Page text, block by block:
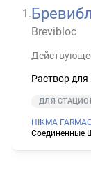
1 .
Brevibloc
Раствор для
ДЛЯ
HIKMA
Соединенные